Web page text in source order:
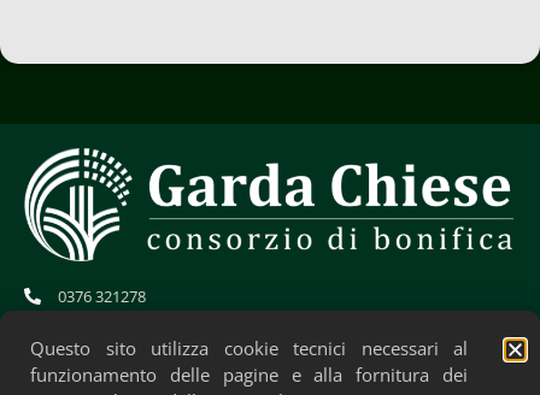
0376 321278
cb.gardachiese-bonifica@pec.regione.lombardia.it
CF: 01706580204
Questo sito utilizza cookie tecnici necessari al
funzionamento delle pagine e alla fornitura dei